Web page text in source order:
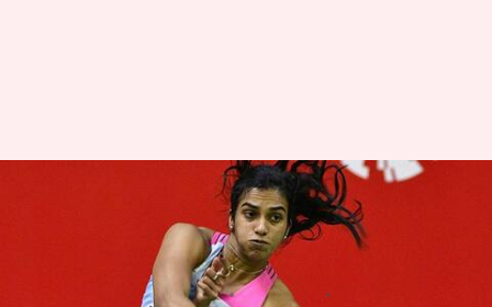
ஸ்பெயின் மாஸ்டர்ஸ் 2023
: அரையிறுதிக்கு
முன்னேறினார் பிவி சிந்து
Sekar Chinnappan Apr 01, 2023